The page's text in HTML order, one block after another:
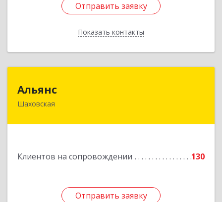
Отправить заявку
Показать контакты
Отправить заявку
Назад
Альянс
Шаховская
Клиентов на сопровождении 130
Отправить заявку
143700, Московская обл, Шаховской р-н,
Отправить заявку